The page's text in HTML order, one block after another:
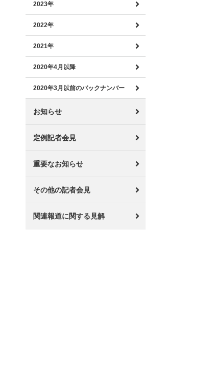
2023年
2022年
2021年
2020年4月以降
2020年3月以前のバックナンバー
お知らせ
定例記者会見
重要なお知らせ
その他の記者会見
関連報道に関する見解